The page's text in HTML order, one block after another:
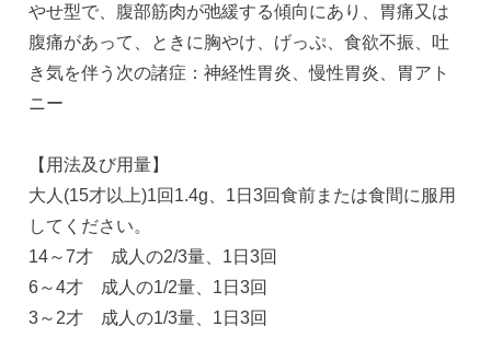
やせ型で、腹部筋肉が弛緩する傾向にあり、胃痛又は
腹痛があって、ときに胸やけ、げっぷ、食欲不振、吐
き気を伴う次の諸症：神経性胃炎、慢性胃炎、胃アト
ニー
【用法及び用量】
大人(15才以上)1回1.4g、1日3回食前または食間に服用
してください。
14～7才 成人の2/3量、1日3回
6～4才 成人の1/2量、1日3回
3～2才 成人の1/3量、1日3回